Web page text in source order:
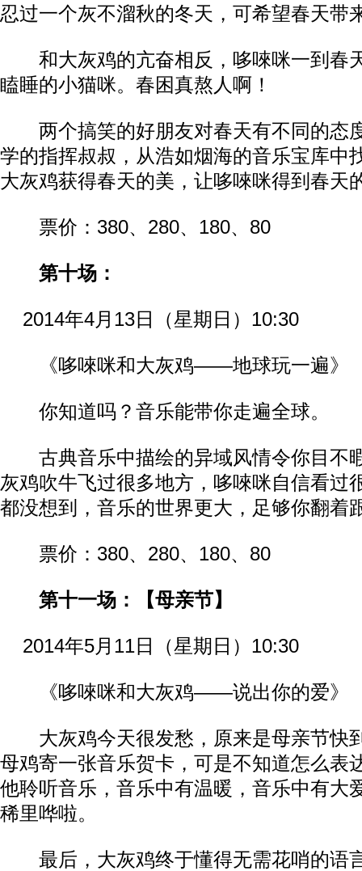
忍过一个灰不溜秋的冬天，可希望春天带
和大灰鸡的亢奋相反，哆唻咪一到春
瞌睡的小猫咪。春困真熬人啊！
两个搞笑的好朋友对春天有不同的态
学的指挥叔叔，从浩如烟海的音乐宝库中
大灰鸡获得春天的美，让哆唻咪得到春天
票价：380、280、180、80
第十场：
2014年4月13日（星期日）10:30
《哆唻咪和大灰鸡——地球玩一遍》
你知道吗？音乐能带你走遍全球。
古典音乐中描绘的异域风情令你目不
灰鸡吹牛飞过很多地方，哆唻咪自信看过
都没想到，音乐的世界更大，足够你翻着
票价：380、280、180、80
第十一场：【母亲节】
2014年5月11日（星期日）10:30
《哆唻咪和大灰鸡——说出你的爱》
大灰鸡今天很发愁，原来是母亲节快
母鸡寄一张音乐贺卡，可是不知道怎么表
他聆听音乐，音乐中有温暖，音乐中有大
稀里哗啦。
最后，大灰鸡终于懂得无需花哨的语